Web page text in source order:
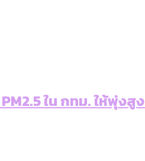
ใน กทม. ให้พุ่งสูง